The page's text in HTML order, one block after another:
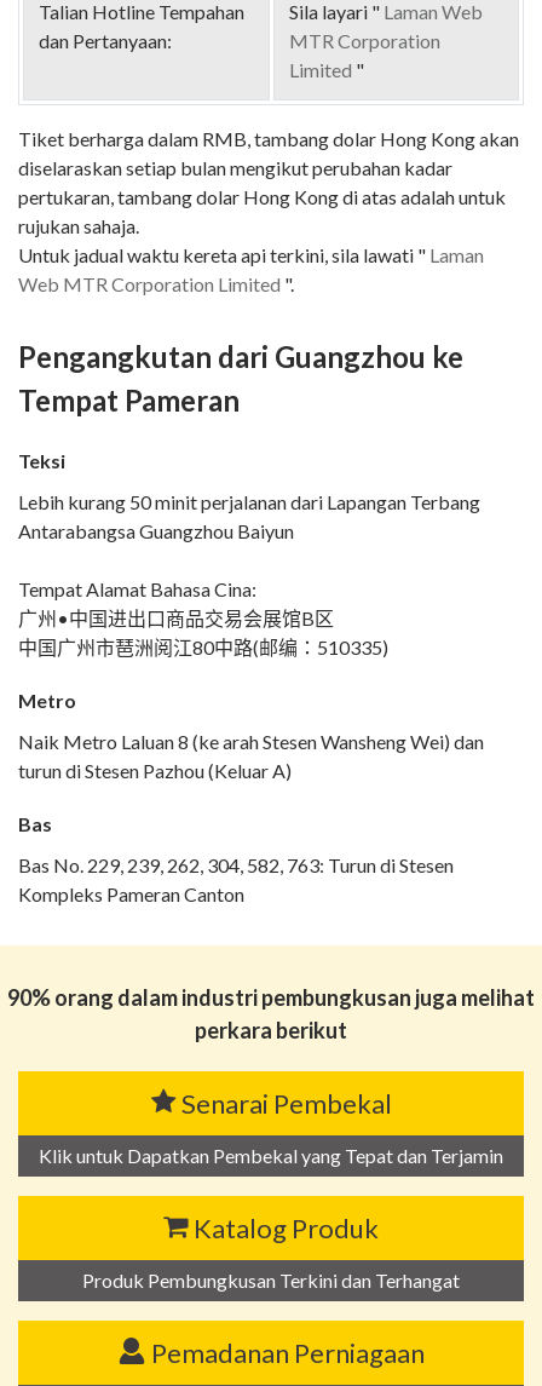
Talian Hotline Tempahan
dan Pertanyaan:
Sila layari " Laman Web
MTR Corporation
Limited "
Tiket berharga dalam RMB, tambang dolar Hong Kong akan
diselaraskan setiap bulan mengikut perubahan kadar
pertukaran, tambang dolar Hong Kong di atas adalah untuk
rujukan sahaja.
Untuk jadual waktu kereta api terkini, sila lawati " Laman
Web MTR Corporation Limited ".
Pengangkutan dari Guangzhou ke
Tempat Pameran
Teksi
Lebih kurang 50 minit perjalanan dari Lapangan Terbang
Antarabangsa Guangzhou Baiyun
Tempat Alamat Bahasa Cina:
广州•中国进出口商品交易会展馆B区
中国广州市琶洲阅江80中路(邮编：510335)
Metro
Naik Metro Laluan 8 (ke arah Stesen Wansheng Wei) dan
turun di Stesen Pazhou (Keluar A)
Bas
Bas No. 229, 239, 262, 304, 582, 763: Turun di Stesen
Kompleks Pameran Canton
90% orang dalam industri pembungkusan juga melihat
perkara berikut
Senarai Pembekal
Klik untuk Dapatkan Pembekal yang Tepat dan Terjamin
Katalog Produk
Produk Pembungkusan Terkini dan Terhangat
Pemadanan Perniagaan